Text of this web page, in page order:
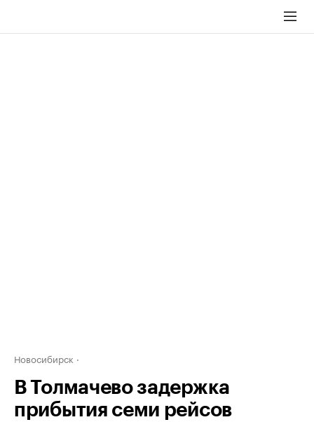
Новосибирск
В Толмачево задержка
прибытия семи рейсов